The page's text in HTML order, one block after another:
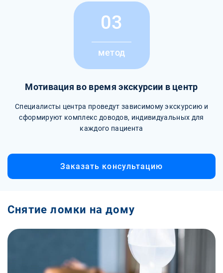
03
метод
Мотивация во время экскурсии в центр
Специалисты центра проведут зависимому экскурсию и
сформируют комплекс доводов, индивидуальных для
каждого пациента
Заказать консультацию
Снятие ломки на дому